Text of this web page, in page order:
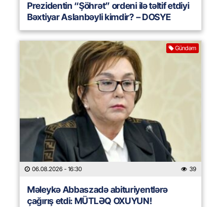
Prezidentin “Şöhrət” ordeni ilə təltif etdiyi
Bəxtiyar Aslanbəyli kimdir? – DOSYE
Gündəm
06.08.2026 - 16:30 39
Məleykə Abbaszadə abituriyentlərə
çağırış etdi: MÜTLƏQ OXUYUN!